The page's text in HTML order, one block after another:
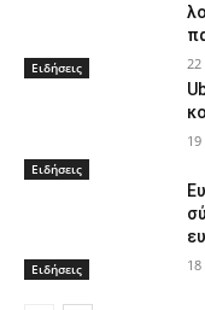
Ειδήσεις
Ειδήσεις
Ειδήσεις